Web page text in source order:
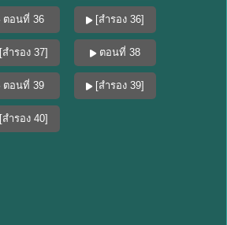
ตอนที่ 36 [สำรอง 36]
[สำรอง 37] ตอนที่ 38
ตอนที่ 39 [สำรอง 39]
[สำรอง 40]